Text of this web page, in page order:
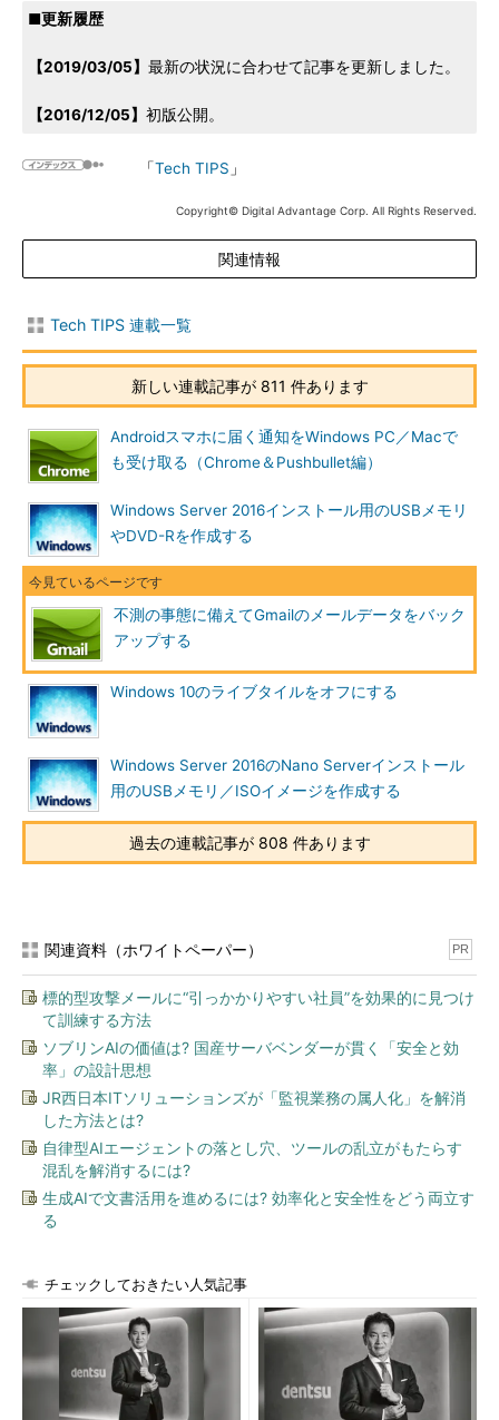
■更新履歴
【2019/03/05】 最新の状況に合わせて記事を更新しました。
【2016/12/05】 初版公開。
「Tech TIPS 」
Copyright© Digital Advantage Corp. All Rights Reserved.
関連情報
Tech TIPS 連載一覧
新しい連載記事が 811 件あります
Androidスマホに届く通知をWindows PC／Macで
も受け取る（Chrome＆Pushbullet編）
Windows Server 2016インストール用のUSBメモリ
やDVD-Rを作成する
不測の事態に備えてGmailのメールデータをバック
アップする
Windows 10のライブタイルをオフにする
Windows Server 2016のNano Serverインストール
用のUSBメモリ／ISOイメージを作成する
過去の連載記事が 808 件あります
関連資料（ホワイトペーパー） PR
標的型攻撃メールに“引っかかりやすい社員”を効果的に見つけ
て訓練する方法
ソブリンAIの価値は? 国産サーバベンダーが貫く「安全と効
率」の設計思想
JR西日本ITソリューションズが「監視業務の属人化」を解消
した方法とは?
自律型AIエージェントの落とし穴、ツールの乱立がもたらす
混乱を解消するには?
生成AIで文書活用を進めるには? 効率化と安全性をどう両立す
る
チェックしておきたい人気記事